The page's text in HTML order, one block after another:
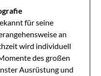
für seine
an
wird individuell
des großen
Ausrüstung und